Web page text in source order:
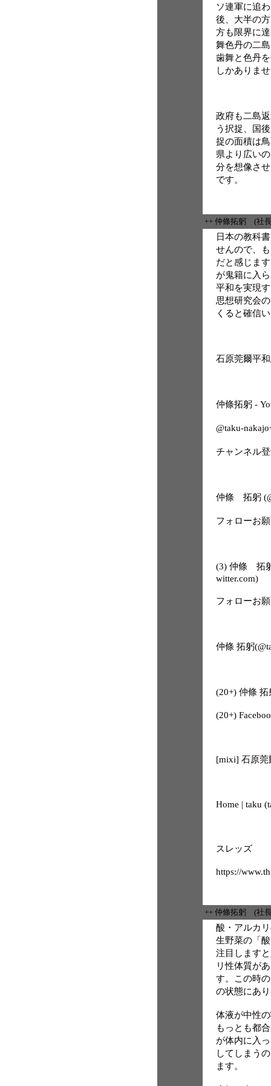
ソ連軍に追
後、大半の
方も限界に
舞色丹の二
歯舞と色丹
しかありま
政府も二島
う択捉、国
捉の面積は
県より広い
分を想像さ
です。
++ 仲條拓躬 (社
日本の教科
せんので、
だと感じま
が鬼籍に入
平和を実現
思想研究会
くると確信
石原莞爾平
仲條拓躬 -
@taku-
チャンネル
仲條 拓躬
フォローお
(3) 仲條 拓
witter.com)
フォローお
仲條 拓躬
(20+) 仲條 拓
(20+)
[mixi] 石原莞
Home | taku
スレッズ
https://
++ 仲條拓躬 (社
酸・アルカ
生野菜の「
注目します
リ性体質が
す。この時
の状態にあ
体液が中性
もっとも都
が体内に入
してしまう
ます。